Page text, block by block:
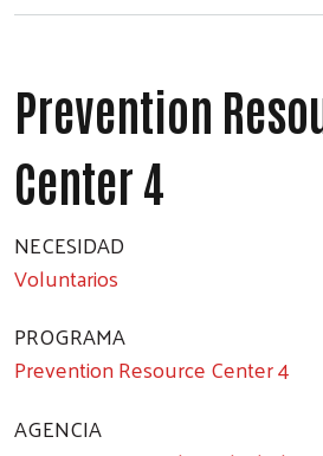
Prevention
Center 4
NECESIDAD
Voluntarios
PROGRAMA
Prevention Resource Center 4
AGENCIA